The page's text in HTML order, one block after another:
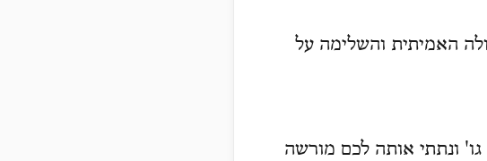
האמיתית והשלימה על
ונתתי אותה לכם מורשה